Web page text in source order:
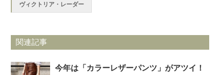
ヴィクトリア・レーダー
関連記事
今年は「カラーレザーパンツ」がアツイ！